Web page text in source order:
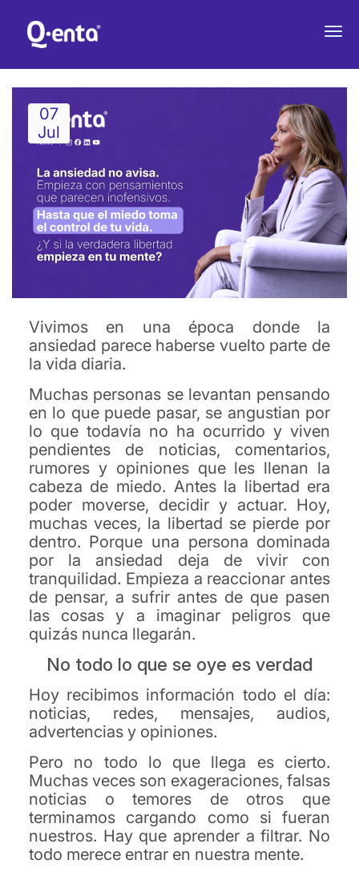
07
Jul
Vivimos en una época donde la
ansiedad parece haberse vuelto parte de
la vida diaria.
Muchas personas se levantan pensando
en lo que puede pasar, se angustian por
lo que todavía no ha ocurrido y viven
pendientes de noticias, comentarios,
rumores y opiniones que les llenan la
cabeza de miedo. Antes la libertad era
poder moverse, decidir y actuar. Hoy,
muchas veces, la libertad se pierde por
dentro. Porque una persona dominada
por la ansiedad deja de vivir con
tranquilidad. Empieza a reaccionar antes
de pensar, a sufrir antes de que pasen
las cosas y a imaginar peligros que
quizás nunca llegarán.
No todo lo que se oye es verdad
Hoy recibimos información todo el día:
noticias, redes, mensajes, audios,
advertencias y opiniones.
Pero no todo lo que llega es cierto.
Muchas veces son exageraciones, falsas
noticias o temores de otros que
terminamos cargando como si fueran
nuestros. Hay que aprender a filtrar. No
todo merece entrar en nuestra mente.